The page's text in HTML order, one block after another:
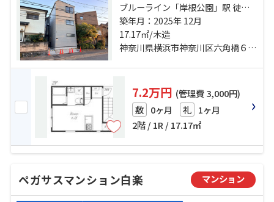
ブルーライン「岸根公園」駅 徒歩6
分 東急東横線「白楽」駅 徒歩20分
東急新横浜線「新横浜」駅 徒歩26
分
築年月：2025年 12月
17.17㎡/木造
神奈川県横浜市神奈川区六角橋６丁目
7.2万円 (管理費 3,000円)
敷 0ヶ月 礼 1ヶ月
2階 / 1R / 17.17㎡
ペガサスマンション白楽 マンション